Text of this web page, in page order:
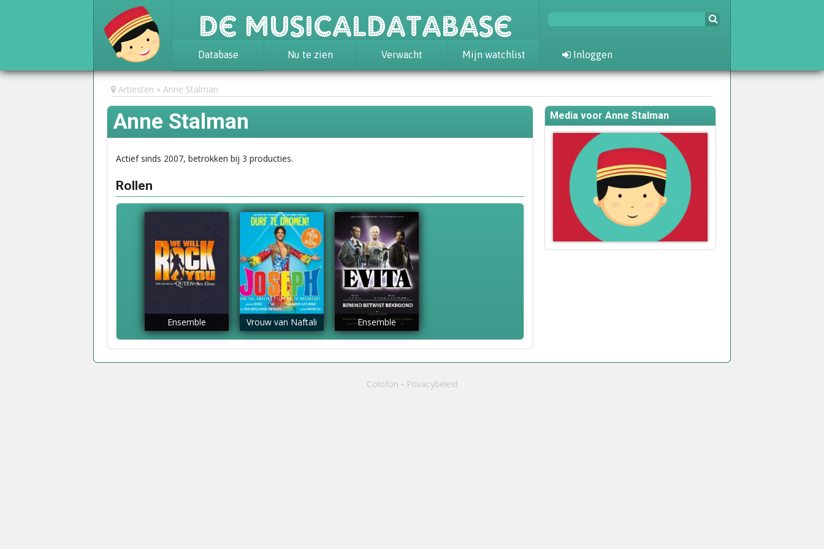
De Musicaldatabase
Database
Achtergrond
Awards
Statistieken
Nu te zien Verwacht Mijn watchlist Inloggen
Artiesten Anne Stalman
Anne Stalman
Actief sinds 2007, betrokken bij 3 producties.
Rollen
Ensemble Vrouw van Naftali Ensemble
Media voor Anne Stalman
Colofon Privacybeleid